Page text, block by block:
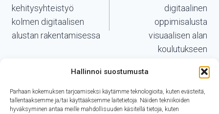
Hallinnoi suostumusta
Parhaan kokemuksen tarjoamiseksi käytämme teknologioita, kuten evästeitä,
tallentaaksemme ja/tai käyttääksemme laitetietoja. Näiden tekniikoiden
hyväksyminen antaa meille mahdollisuuden käsitellä tietoja, kuten
kehitysyhteistyö
kolmen digitaalisen
alustan rakentamisessa
digitaalinen
oppimisalusta
visuaalisen alan
koulutukseen